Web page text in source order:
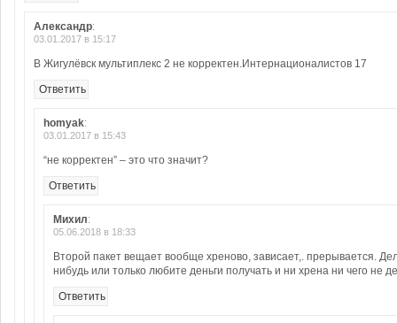
Александр:
03.01.2017 в 15:17
В Жигулёвск мультиплекс 2 не корректен.Интернационалистов 17
Ответить
homyak:
03.01.2017 в 15:43
“не корректен” – это что значит?
Ответить
Михил:
05.06.2018 в 18:33
Второй пакет вещает вообще хреново, зависает,. прерывается.
нибудь или только любите деньги получать и ни хрена ни чего не
Ответить